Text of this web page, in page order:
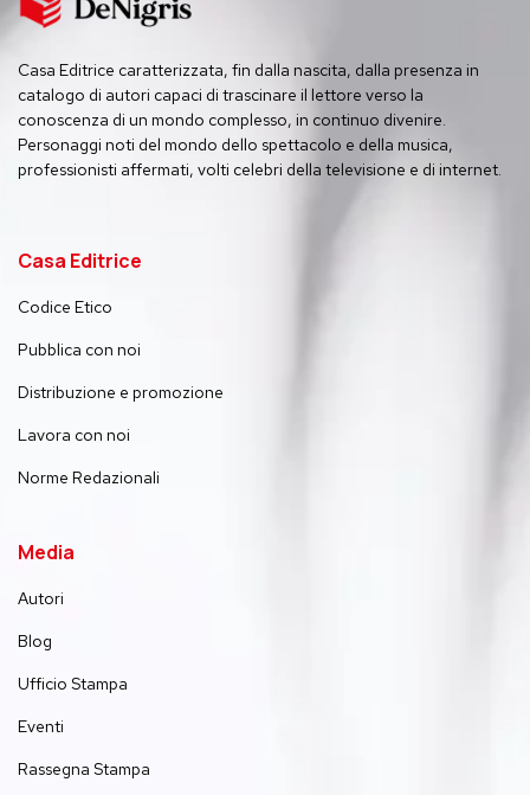
Casa Editrice caratterizzata, fin dalla nascita, dalla presenza in
catalogo di autori capaci di trascinare il lettore verso la
conoscenza di un mondo complesso, in continuo divenire.
Personaggi noti del mondo dello spettacolo e della musica,
professionisti affermati, volti celebri della televisione e di internet.
Casa Editrice
Codice Etico
Pubblica con noi
Distribuzione e promozione
Lavora con noi
Norme Redazionali
Media
Autori
Blog
Ufficio Stampa
Eventi
Rassegna Stampa